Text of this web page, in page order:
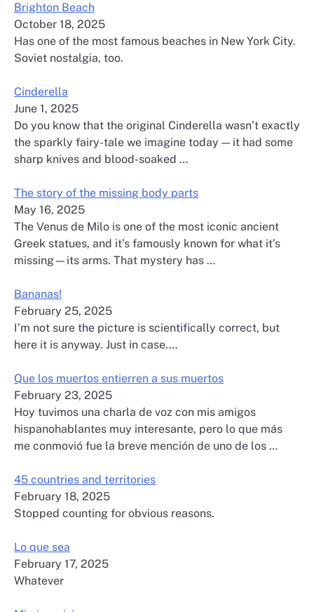
Brighton Beach
October 18, 2025
Has one of the most famous beaches in New York City.
Soviet nostalgia, too.
Cinderella
June 1, 2025
Do you know that the original Cinderella wasn’t exactly
the sparkly fairy-tale we imagine today — it had some
sharp knives and blood-soaked …
The story of the missing body parts
May 16, 2025
The Venus de Milo is one of the most iconic ancient
Greek statues, and it’s famously known for what it’s
missing—its arms. That mystery has …
Bananas!
February 25, 2025
I’m not sure the picture is scientifically correct, but
here it is anyway. Just in case.…
Que los muertos entierren a sus muertos
February 23, 2025
Hoy tuvimos una charla de voz con mis amigos
hispanohablantes muy interesante, pero lo que más
me conmovió fue la breve mención de uno de los …
45 countries and territories
February 18, 2025
Stopped counting for obvious reasons.
Lo que sea
February 17, 2025
Whatever